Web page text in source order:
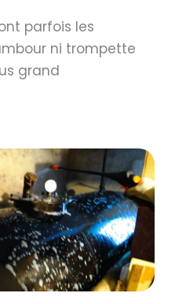
parfois les
ni trompette
grand